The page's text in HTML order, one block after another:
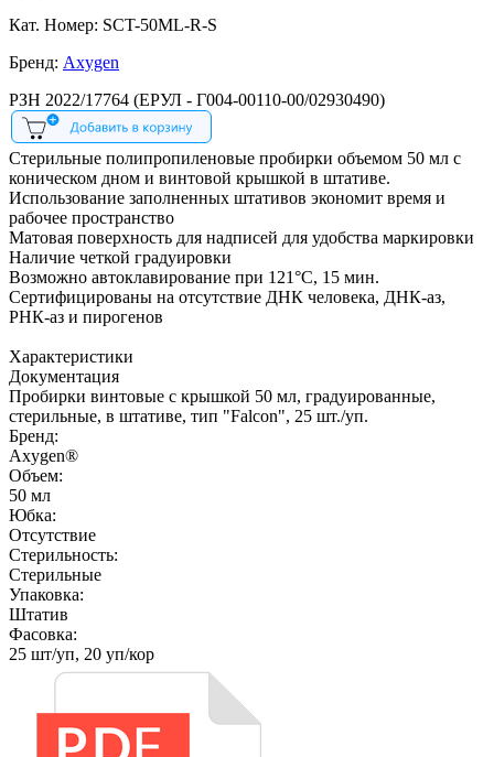
Кат. Номер: SCT-50ML-R-S
Бренд: Axygen
РЗН 2022/17764 (ЕРУЛ - Г004-00110-00/02930490)
Стерильные полипропиленовые пробирки объемом 50 мл с
коническом дном и винтовой крышкой в штативе.
Использование заполненных штативов экономит время и
рабочее пространство
Матовая поверхность для надписей для удобства маркировки
Наличие четкой градуировки
Возможно автоклавирование при 121°С, 15 мин.
Сертифицированы на отсутствие ДНК человека, ДНК-аз,
РНК-аз и пирогенов
Характеристики
Документация
Пробирки винтовые с крышкой 50 мл, градуированные,
стерильные, в штативе, тип "Falcon", 25 шт./уп.
Бренд:
Axygen®
Объем:
50 мл
Юбка:
Отсутствие
Стерильность:
Стерильные
Упаковка:
Штатив
Фасовка:
25 шт/уп, 20 уп/кор